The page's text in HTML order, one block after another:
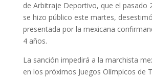
de Arbitraje Deportivo, que el pasado
se hizo público este martes,
presentada por la mexicana
4 años.
La sanción impedirá a la marchista
en los próximos Juegos Olímpicos de